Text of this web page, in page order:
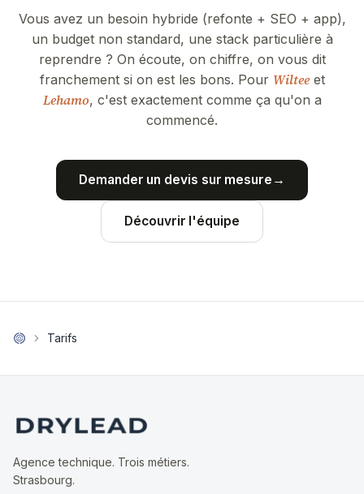
Vous avez un besoin hybride (refonte + SEO + app),
un budget non standard, une stack particulière à
reprendre ? On écoute, on chiffre, on vous dit
franchement si on est les bons. Pour Wilteeet
Lehamo, c'est exactement comme ça qu'on a
commencé.
Demander un devis sur mesure →
Découvrir l'équipe
Tarifs
Agence technique. Trois métiers.
Strasbourg.